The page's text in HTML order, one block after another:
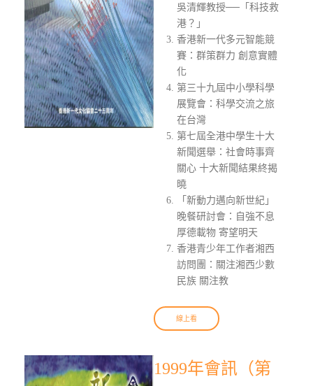
吳清輝教授──「科技救
港？」
香港新一代多元智能競
賽：群策群力 創意實體
化
第三十九屆中小學科學
展覽會：科學交流之旅
在台灣
第七屆全港中學生十大
新聞選舉：社會時事齊
關心 十大新聞結果終揭
曉
「新動力邁向新世紀」
晚餐研討會：自強不息
厚德載物 寄望明天
香港青少年工作者湘西
訪問團：關注湘西少數
民族 關注教
線上看
1999年會訊（第